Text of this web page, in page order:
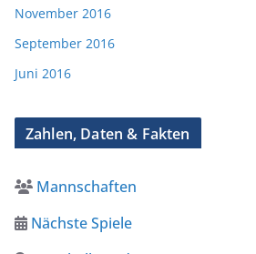
November 2016
September 2016
Juni 2016
Zahlen, Daten & Fakten
Mannschaften
Nächste Spiele